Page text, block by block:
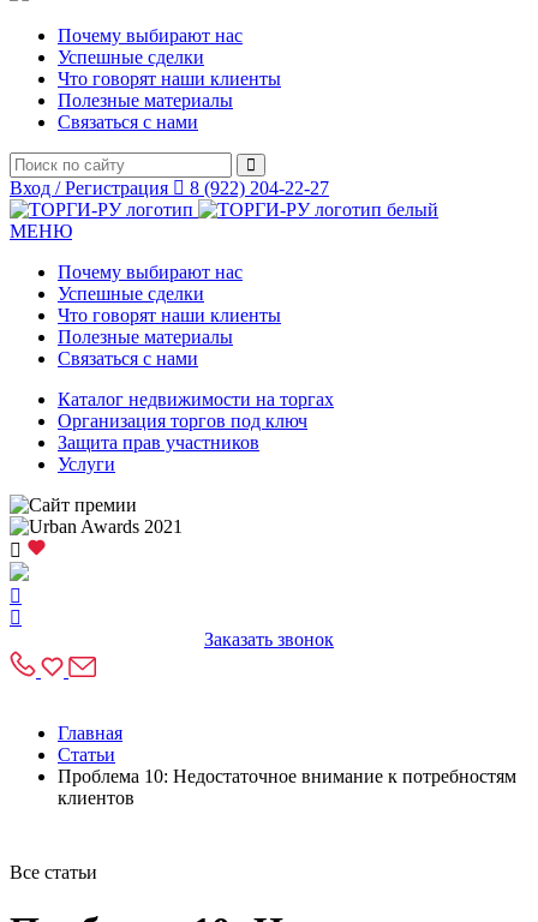
Почему выбирают нас
Успешные сделки
Что говорят наши клиенты
Полезные материалы
Связаться с нами
Вход / Регистрация 8 (922) 204-22-27
МЕНЮ
Почему выбирают нас
Успешные сделки
Что говорят наши клиенты
Полезные материалы
Связаться с нами
Каталог недвижимости на торгах
Организация торгов под ключ
Защита прав участников
Услуги
Заказать звонок
Главная
Статьи
Проблема 10: Недостаточное внимание к потребностям
клиентов
Все статьи